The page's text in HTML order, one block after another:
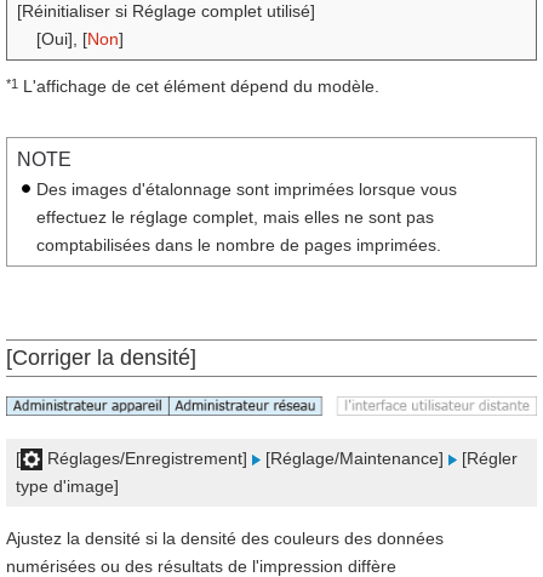
[Réinitialiser si Réglage complet utilisé]
[Oui], [Non]
*1 L'affichage de cet élément dépend du modèle.
NOTE
Des images d'étalonnage sont imprimées lorsque vous
effectuez le réglage complet, mais elles ne sont pas
comptabilisées dans le nombre de pages imprimées.
[Corriger la densité]
[ Réglages/Enregistrement] [Réglage/Maintenance]
[Régler
type d'image]
Ajustez la densité si la densité des couleurs des données
numérisées ou des résultats de l'impression diffère